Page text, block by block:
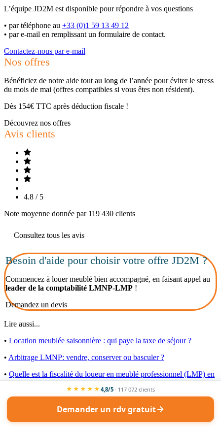
L’équipe JD2M est disponible pour répondre à vos questions
• par téléphone au +33 (0)1 59 13 49 12
• par e-mail en remplissant un formulaire de contact.
Contactez-nous par e-mail
Nos offres
Bénéficiez de notre aide tout au long de l’année pour éviter le stress
du mois de mai (offres compatibles si vous êtes non résident).
Dès 154€ TTC après déduction fiscale !
Découvrez nos offres
Avis clients
4.8 / 5
Note moyenne donnée par 119 430 clients
Consultez tous les avis
Besoin d'aide pour choisir votre offre JD2M ?
Commencez à louer meublé bien accompagné, en faisant appel au
leader de la comptabilité LMNP-LMP !
Demandez un devis
Lire aussi...
• Location meublée saisonnière : qui paye la taxe de séjour ?
• Arbitrage LMNP: vendre, conserver ou basculer ?
• Quelle est la fiscalité du loueur en meublé professionnel (LMP) en
2026 ?
★★★★★ 4,8/5 · 117 072 clients
Demander un rdv gratuit
Services d'accompagnement à la déclaration fiscale des
loueurs en meublé